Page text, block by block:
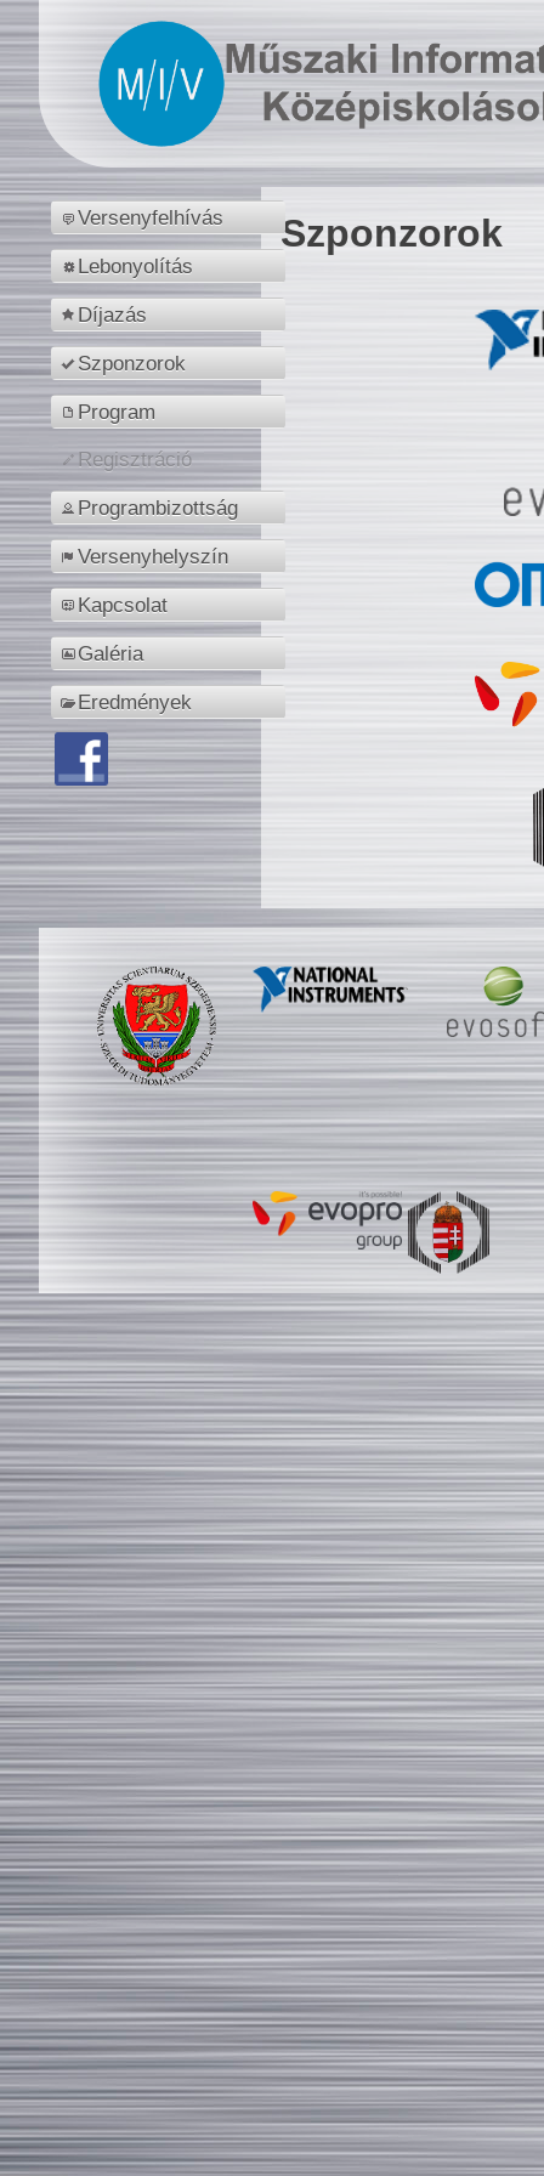
Versenyfelhívás
Lebonyolítás
Díjazás
Szponzorok
Program
Regisztráció
Programbizottság
Versenyhelyszín
Kapcsolat
Galéria
Eredmények
Szponzorok